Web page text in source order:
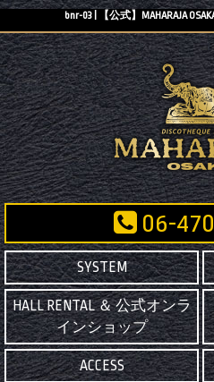
bnr-03 | 【公式】MAHARAJA
06-
SYSTEM
HALL RENTAL ＆ 公式オンラ
インショップ
ACCESS